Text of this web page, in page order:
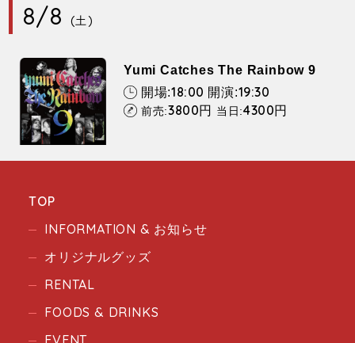
8/8 (土)
Yumi Catches The Rainbow 9
開場:18:00 開演:19:30
前売:3800円 当日:4300円
TOP
INFORMATION & お知らせ
オリジナルグッズ
RENTAL
FOODS & DRINKS
EVENT